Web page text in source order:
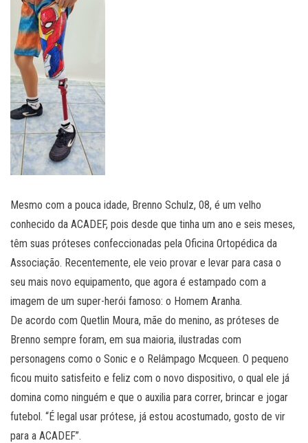
Mesmo com a pouca idade, Brenno Schulz, 08, é um velho
conhecido da ACADEF, pois desde que tinha um ano e seis meses,
têm suas próteses confeccionadas pela Oficina Ortopédica da
Associação. Recentemente, ele veio provar e levar para casa o
seu mais novo equipamento, que agora é estampado com a
imagem de um super-herói famoso: o Homem Aranha.
De acordo com Quetlin Moura, mãe do menino, as próteses de
Brenno sempre foram, em sua maioria, ilustradas com
personagens como o Sonic e o Relâmpago Mcqueen. O pequeno
ficou muito satisfeito e feliz com o novo dispositivo, o qual ele já
domina como ninguém e que o auxilia para correr, brincar e jogar
futebol. “É legal usar prótese, já estou acostumado, gosto de vir
para a ACADEF”.